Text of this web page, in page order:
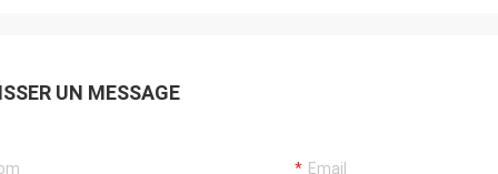
ellos muy
buena de
hasta, calidad
de
d'en de
UN MESSAGE